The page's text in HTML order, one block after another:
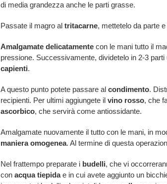
di media grandezza anche le parti grasse.
Passate il magro al tritacarne, mettetelo da parte
Amalgamate delicatamentecon le mani tutto il
pressione. Successivamente, dividetelo in 2-3 parti
capienti.
A questo punto potete passare alcondimento.
recipienti. Per ultimi aggiungete il vino rosso, che
ascorbico, che servirà come antiossidante.
Amalgamate nuovamente il tutto con le mani, in
maniera omogenea. Al termine di questa
Nel frattempo preparate i budelli, che vi
conacqua tiepidae in cui avete aggiunto un